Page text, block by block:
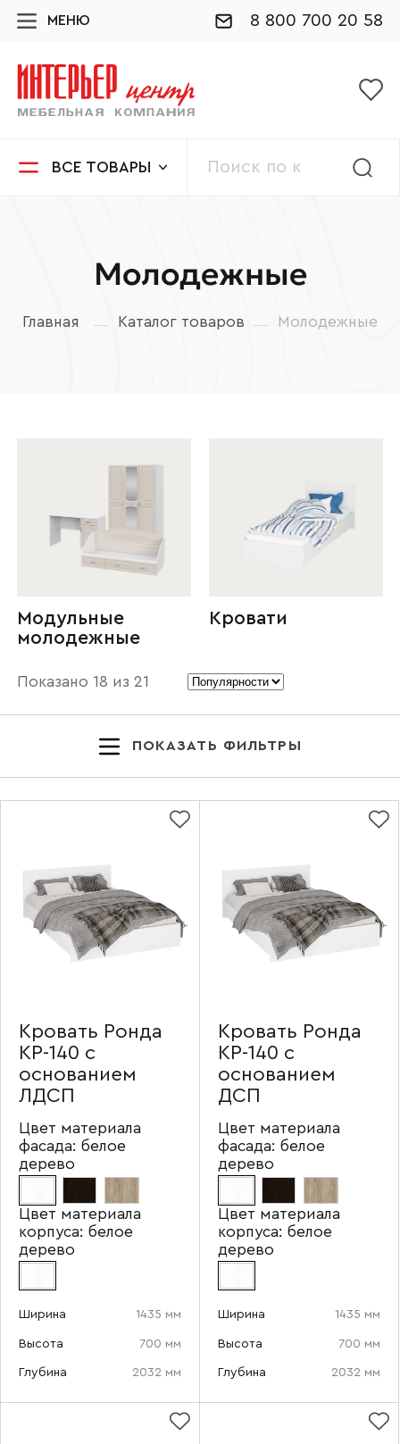
МЕНЮ 8 800 700 20 58
ВСЕ ТОВАРЫ
Молодежные
Главная Каталог товаров Молодежные
Модульные
молодежные
Кровати
Показано 18 из 21
ПОКАЗАТЬ ФИЛЬТРЫ
Кровать Ронда
КР-140 с
основанием
ЛДСП
Цвет материала
фасада: белое
дерево
Цвет материала
корпуса: белое
дерево
Ширина 1435 мм
Высота 700 мм
Глубина 2032 мм
Кровать Ронда
КР-140 с
основанием
ДСП
Цвет материала
фасада: белое
дерево
Цвет материала
корпуса: белое
дерево
Ширина 1435 мм
Высота 700 мм
Глубина 2032 мм